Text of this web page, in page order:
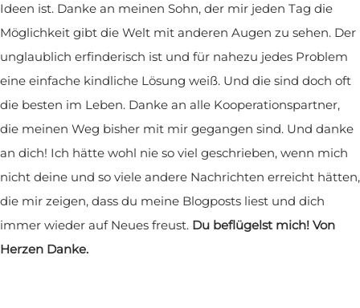
Ideen ist. Danke an meinen Sohn, der mir jeden Tag die
Möglichkeit gibt die Welt mit anderen Augen zu sehen. Der
unglaublich erfinderisch ist und für nahezu jedes Problem
eine einfache kindliche Lösung weiß. Und die sind doch oft
die besten im Leben. Danke an alle Kooperationspartner,
die meinen Weg bisher mit mir gegangen sind. Und danke
an dich! Ich hätte wohl nie so viel geschrieben, wenn mich
nicht deine und so viele andere Nachrichten erreicht hätten,
die mir zeigen, dass du meine Blogposts liest und dich
immer wieder auf Neues freust. Du beflügelst mich! Von
Herzen Danke.